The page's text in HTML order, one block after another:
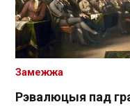
Рэвалюцыя пад
Замежжа